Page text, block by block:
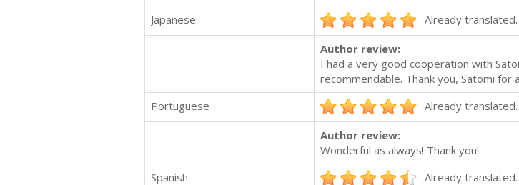
Japanese
Already
Author review:
I had a very good cooperation with
recommendable. Thank you, Satomi for
Portuguese
Already
Author review:
Wonderful as always! Thank you!
Spanish
Already